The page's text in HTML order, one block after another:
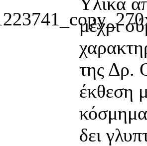
μέχρι
της Δρ.
έκθεση
δει